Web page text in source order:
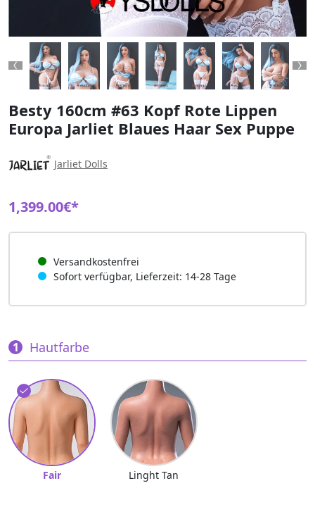
Previous
Besty 160cm #63 Kopf Rote Lippen
Europa Jarliet Blaues Haar Sex Puppe
Jarliet Dolls
1,399.00€*
Versandkostenfrei
Sofort verfügbar, Lieferzeit: 14-28 Tage
Hautfarbe
Fair Linght Tan